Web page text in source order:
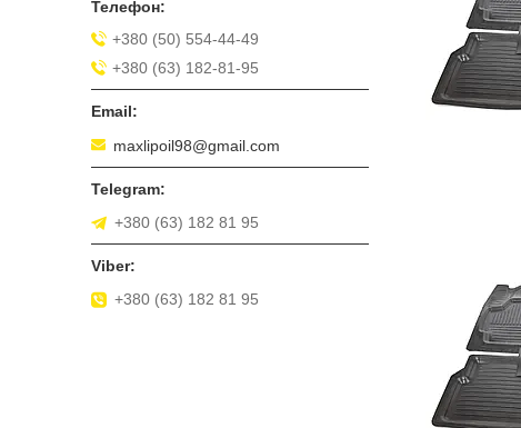
+380 (50) 554-44-49
+380 (63) 182-81-95
maxlipoil98@gmail.com
+380 (63) 182 81 95
+380 (63) 182 81 95